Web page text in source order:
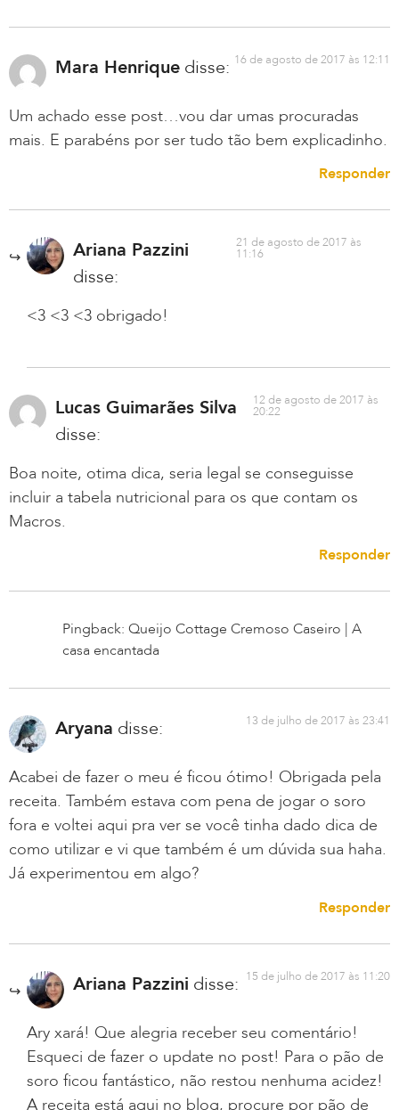
Mara Henrique disse: 16 de agosto de 2017 às 12:11
Um achado esse post…vou dar umas procuradas
mais. E parabéns por ser tudo tão bem explicadinho.
Responder
Ariana Pazzini
disse:
21 de agosto de 2017 às
11:16
<3 <3 <3 obrigado!
Lucas Guimarães Silva
disse:
12 de agosto de 2017 às
20:22
Boa noite, otima dica, seria legal se conseguisse
incluir a tabela nutricional para os que contam os
Macros.
Responder
Pingback: Queijo Cottage Cremoso Caseiro | A
casa encantada
Aryana disse: 13 de julho de 2017 às 23:41
Acabei de fazer o meu é ficou ótimo! Obrigada pela
receita. Também estava com pena de jogar o soro
fora e voltei aqui pra ver se você tinha dado dica de
como utilizar e vi que também é um dúvida sua haha.
Já experimentou em algo?
Responder
Ariana Pazzini disse: 15 de julho de 2017 às 11:20
Ary xará! Que alegria receber seu comentário!
Esqueci de fazer o update no post! Para o pão de
soro ficou fantástico, não restou nenhuma acidez!
A receita está aqui no blog, procure por pão de